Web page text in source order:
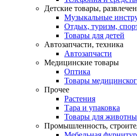
Детские товары,
Музыкальные
Отдых, туризм,
Товары для детей
Автозапчасти, техника
Автозапчасти
Медицинские товары
Оптика
Товары
Прочее
Растения
Тара и упаковка
Товары для
Промышленность,